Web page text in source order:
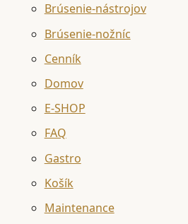
Brúsenie-nástrojov
Brúsenie-nožníc
Cenník
Domov
E-SHOP
FAQ
Gastro
Košík
Maintenance